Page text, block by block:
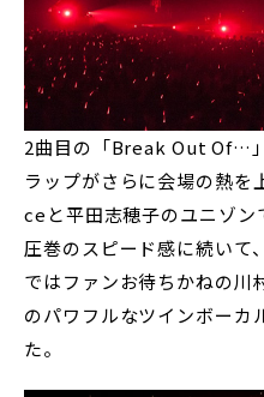
2曲目の「Break Out Of…
ラップがさらに会場の熱
ceと平田志穂子のユニゾン
圧巻のスピード感に続いて
ではファンお待ちかねの川
のパワフルなツインボーカ
た。